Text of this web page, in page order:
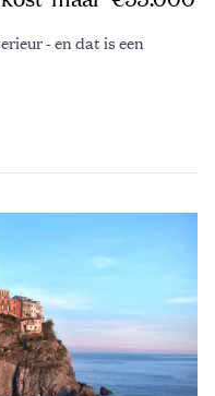
- en dat is een